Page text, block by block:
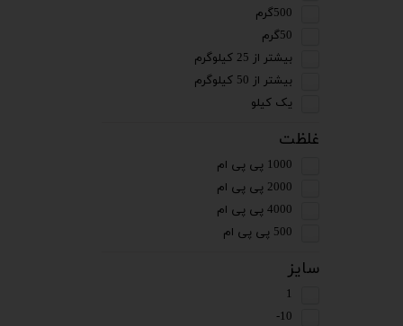
500گرم
50گرم
بیشتر از 25 کیلوگرم
بیشتر از 50 کیلوگرم
یک کیلو
غلظت
1000 پی پی ام
2000 پی پی ام
4000 پی پی ام
500 پی پی ام
سایز
1
10-